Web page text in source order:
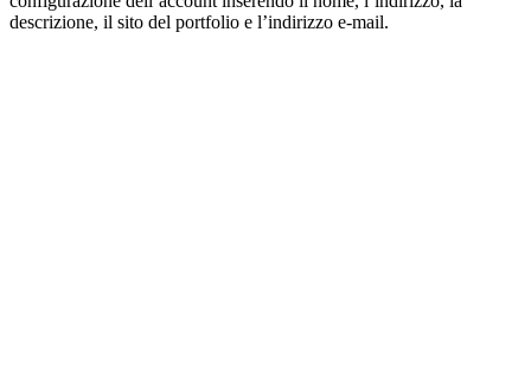
descrizione, il sito del portfolio e l’indirizzo e-mail.